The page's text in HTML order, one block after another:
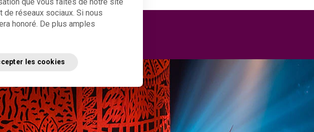
réseaux sociaux. Si nous
honoré. De plus amples
les cookies